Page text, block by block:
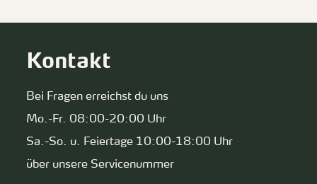
Kontakt
Bei Fragen erreichst du uns
Mo.-Fr. 08:00-20:00 Uhr
Sa.-So. u. Feiertage 10:00-18:00 Uhr
über unsere Servicenummer